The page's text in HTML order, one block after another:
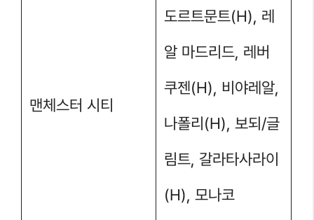
맨체스터 시티
도르트문트(H), 레
알 마드리드, 레버
쿠젠(H), 비야레알,
나폴리(H), 보되/글
림트, 갈라타사라이
(H), 모나코